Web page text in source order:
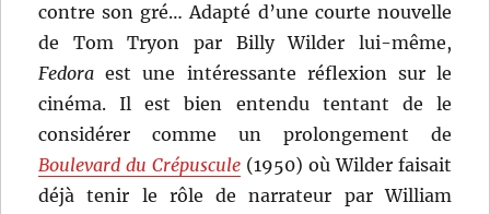
contre son gré… Adapté d’une courte nouvelle
de Tom Tryon par Billy Wilder lui-même,
Fedora est une intéressante réflexion sur le
cinéma. Il est bien entendu tentant de le
considérer comme un prolongement de
Boulevard du Crépuscule (1950) où Wilder faisait
déjà tenir le rôle de narrateur par William